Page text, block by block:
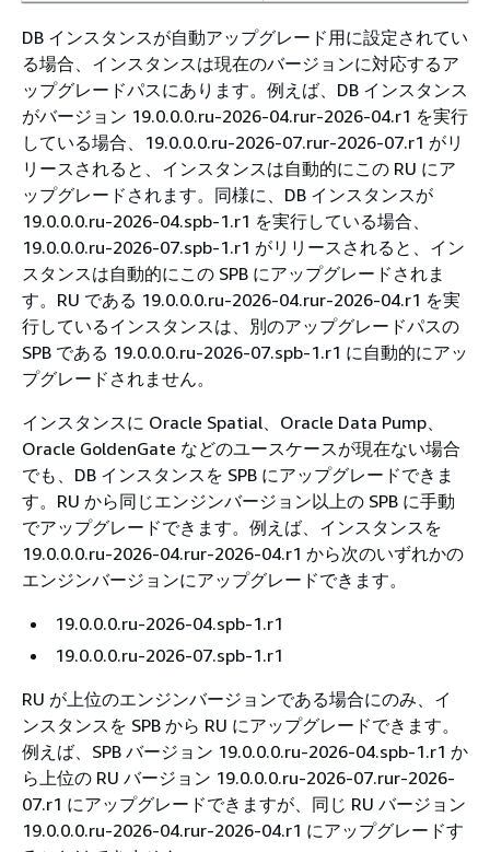
DB インスタンスが自動アップグレード用に設定されてい
る場合、インスタンスは現在のバージョンに対応するア
ップグレードパスにあります。例えば、DB インスタンス
がバージョン 19.0.0.0.ru-2026-04.rur-2026-04.r1 を実行
している場合、19.0.0.0.ru-2026-07.rur-2026-07.r1 がリ
リースされると、インスタンスは自動的にこの RU にア
ップグレードされます。同様に、DB インスタンスが
19.0.0.0.ru-2026-04.spb-1.r1 を実行している場合、
19.0.0.0.ru-2026-07.spb-1.r1 がリリースされると、イン
スタンスは自動的にこの SPB にアップグレードされま
す。RU である 19.0.0.0.ru-2026-04.rur-2026-04.r1 を実
行しているインスタンスは、別のアップグレードパスの
SPB である 19.0.0.0.ru-2026-07.spb-1.r1 に自動的にアッ
プグレードされません。
インスタンスに Oracle Spatial、Oracle Data Pump、
Oracle GoldenGate などのユースケースが現在ない場合
でも、DB インスタンスを SPB にアップグレードできま
す。RU から同じエンジンバージョン以上の SPB に手動
でアップグレードできます。例えば、インスタンスを
19.0.0.0.ru-2026-04.rur-2026-04.r1 から次のいずれかの
エンジンバージョンにアップグレードできます。
19.0.0.0.ru-2026-04.spb-1.r1
19.0.0.0.ru-2026-07.spb-1.r1
RU が上位のエンジンバージョンである場合にのみ、イ
ンスタンスを SPB から RU にアップグレードできます。
例えば、SPB バージョン 19.0.0.0.ru-2026-04.spb-1.r1 か
ら上位の RU バージョン 19.0.0.0.ru-2026-07.rur-2026-
07.r1 にアップグレードできますが、同じ RU バージョン
19.0.0.0.ru-2026-04.rur-2026-04.r1 にアップグレードす